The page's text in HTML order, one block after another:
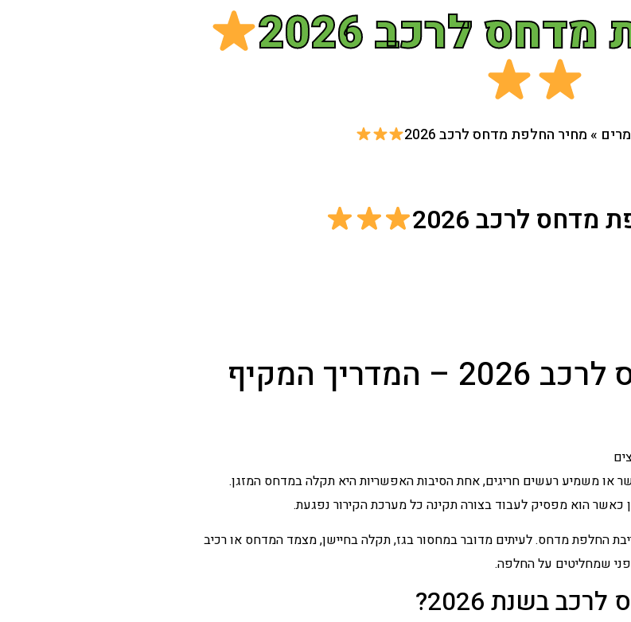
לרכב 2026
» מחיר החלפת מדחס לרכב 2026
לרכב 2026
מחיר החלפת מדחס לרכב 2026 – המדריך המקיף
או משמיע רעשים חריגים, אחת הסיבות האפשריות היא תקלה במדחס המזגן.
כאשר הוא מפסיק לעבוד בצורה תקינה כל מערכת הקירור נפגעת.
החלפת מדחס. לעיתים מדובר במחסור בגז, תקלה בחיישן, מצמד המדחס או רכיב
שמחליטים על החלפה.
בשנת 2026?